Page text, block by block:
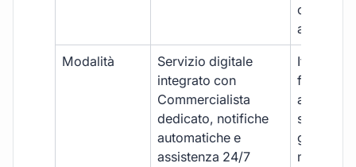
ogni
Modalità
Servizio digitale
integrato con
Commercialista
dedicato, notifiche
automatiche e
assistenza 24/7
Iter
studio e
gestione
manuale